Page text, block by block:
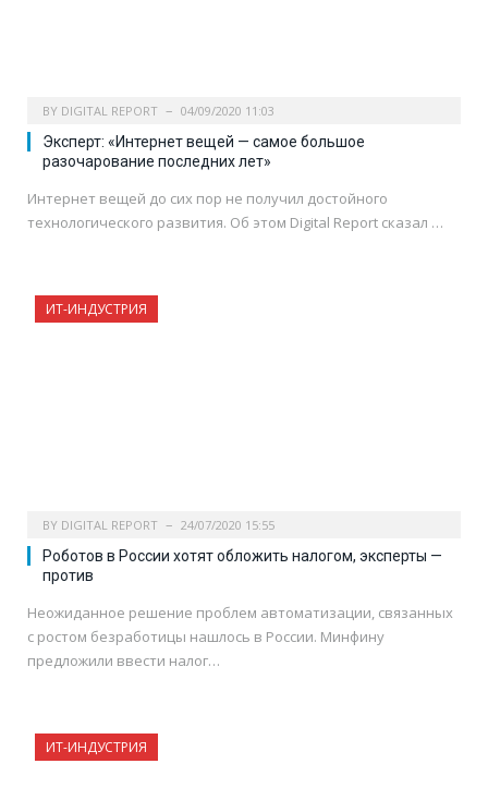
BY DIGITAL REPORT 04/09/2020 11:03
Эксперт: «Интернет вещей — самое большое
разочарование последних лет»
Интернет вещей до сих пор не получил достойного
технологического развития. Об этом Digital Report сказал …
ИТ-ИНДУСТРИЯ
BY DIGITAL REPORT 24/07/2020 15:55
Роботов в России хотят обложить налогом, эксперты —
против
Неожиданное решение проблем автоматизации, связанных
с ростом безработицы нашлось в России. Минфину
предложили ввести налог…
ИТ-ИНДУСТРИЯ